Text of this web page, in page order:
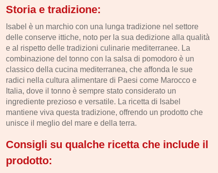
Storia e tradizione:
Isabel è un marchio con una lunga tradizione nel settore
delle conserve ittiche, noto per la sua dedizione alla qualità
e al rispetto delle tradizioni culinarie mediterranee. La
combinazione del tonno con la salsa di pomodoro è un
classico della cucina mediterranea, che affonda le sue
radici nella cultura alimentare di Paesi come Marocco e
Italia, dove il tonno è sempre stato considerato un
ingrediente prezioso e versatile. La ricetta di Isabel
mantiene viva questa tradizione, offrendo un prodotto che
unisce il meglio del mare e della terra.
Consigli su qualche ricetta che include il
prodotto: